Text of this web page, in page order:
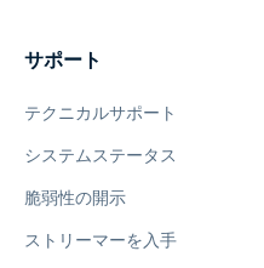
サポート
テクニカルサポート
システムステータス
脆弱性の開示
ストリーマーを入手